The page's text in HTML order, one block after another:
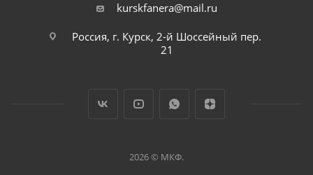
kurskfanera@mail.ru
Россия, г. Курск, 2-й Шоссейный пер.
21
2026 © МКФ.